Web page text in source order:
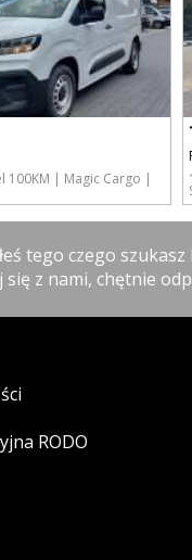
100KM | Magic Cargo |
tego czego
z nami, chętnie
RODO